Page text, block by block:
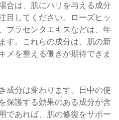
合は、肌にハリを与える成分
目してください。ローズヒッ
プラセンタエキスなどは、年
す。これらの成分は、肌の新
メを整える働きが期待できま
成分は変わります。日中の使
保護する効果のある成分が含
であれば、肌の修復をサポー